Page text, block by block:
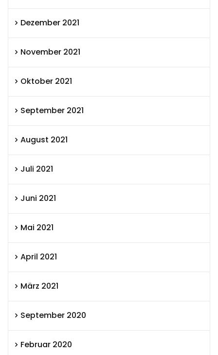
Dezember 2021
November 2021
Oktober 2021
September 2021
August 2021
Juli 2021
Juni 2021
Mai 2021
April 2021
März 2021
September 2020
Februar 2020